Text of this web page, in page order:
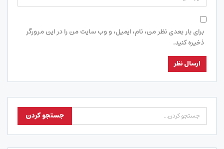
برای بار بعدی نظر من، نام، ایمیل، و وب سایت من را در این مرورگر
ذخیره کنید.